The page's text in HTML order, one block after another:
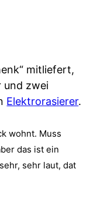
mitliefert,
und zwei
Elektrorasierer.
wohnt. Muss
das ist ein
sehr laut, dat